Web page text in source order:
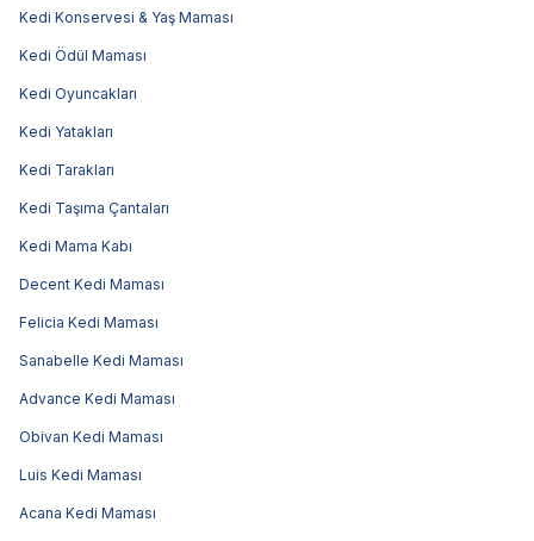
Kedi Konservesi & Yaş Maması
Kedi Ödül Maması
Kedi Oyuncakları
Kedi Yatakları
Kedi Tarakları
Kedi Taşıma Çantaları
Kedi Mama Kabı
Decent Kedi Maması
Felicia Kedi Maması
Sanabelle Kedi Maması
Advance Kedi Maması
Obivan Kedi Maması
Luis Kedi Maması
Acana Kedi Maması